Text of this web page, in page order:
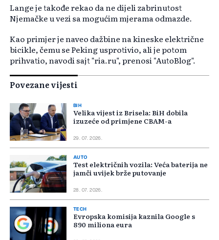
Lange je takođe rekao da ne dijeli zabrinutost
Njemačke u vezi sa mogućim mjerama odmazde.
Kao primjer je naveo dažbine na kineske električne
bicikle, čemu se Peking usprotivio, ali je potom
prihvatio, navodi sajt "ria.ru", prenosi "AutoBlog".
Povezane vijesti
BIH
Velika vijest iz Brisela: BiH dobila
izuzeće od primjene CBAM-a
29. 07. 2026.
AUTO
Test električnih vozila: Veća baterija ne
jamči uvijek brže putovanje
28. 07. 2026.
TECH
Evropska komisija kaznila Google s
890 miliona eura